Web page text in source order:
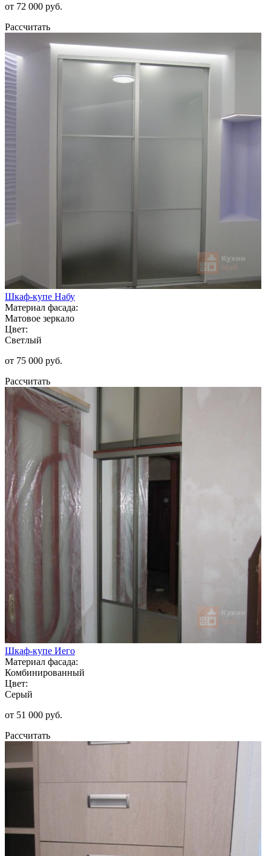
от 72 000 руб.
Рассчитать
Шкаф-купе Набу
Материал фасада:
Матовое зеркало
Цвет:
Светлый
от 75 000 руб.
Рассчитать
Шкаф-купе Иего
Материал фасада:
Комбинированный
Цвет:
Серый
от 51 000 руб.
Рассчитать